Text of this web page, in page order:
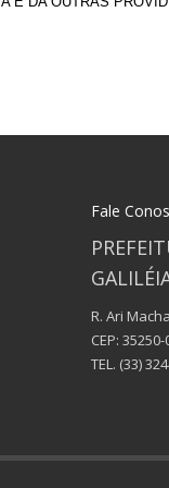
Fale
R. Ari
CEP: 35250-
TEL. (33)